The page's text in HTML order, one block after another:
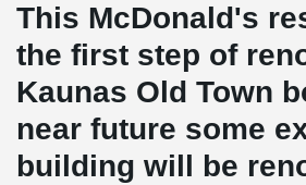
This McDonald's
the first step of
Kaunas Old Town
near future some
building will be